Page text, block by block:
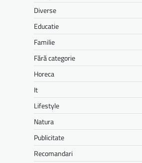
Diverse
Educatie
Familie
Fără categorie
Horeca
It
Lifestyle
Natura
Publicitate
Recomandari